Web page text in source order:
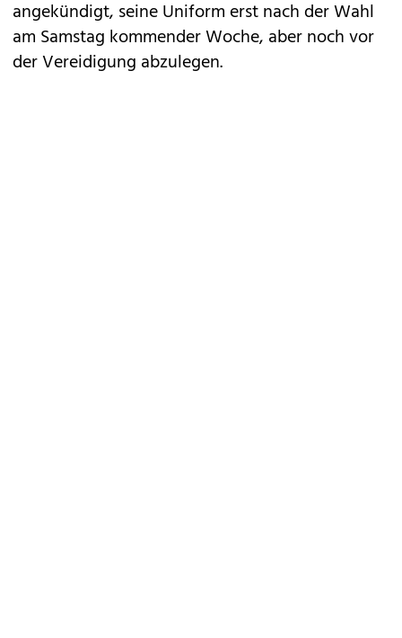
angekündigt, seine Uniform erst nach der Wahl
am Samstag kommender Woche, aber noch vor
der Vereidigung abzulegen.